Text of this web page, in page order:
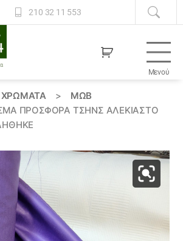
210 32 11 553
Μενού
ΧΡΏΜΑΤΑ >
ΜΩΒ
ΠΡΟΣΦΟΡΆ ΤΣΉΝΣ ΑΛΈΚΙΑΣΤΟ